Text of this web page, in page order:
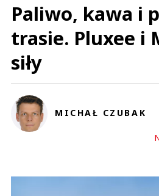
Paliwo, kawa i
trasie. Pluxee i
siły
MICHAŁ CZUBAK